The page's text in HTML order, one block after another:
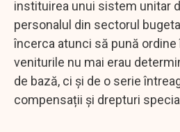
instituirea unui sistem unitar
personalul din sectorul
încerca atunci să pună
veniturile nu mai erau
de bază, ci și de o serie
compensații și drepturi